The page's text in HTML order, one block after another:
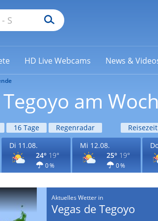
HD Live Webcams News &
am
16 Tage Regenradar Reisezeit
Di 11.08.
24° 19°
0 %
Mi 12.08.
25° 19°
0 %
Aktuelles Wetter in
Vegas de Tegoyo